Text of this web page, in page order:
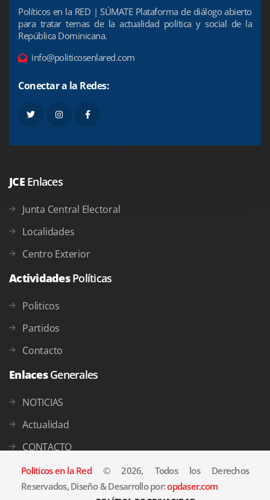
Políticos en la RED | SÚMATE Plataforma de diálogo abierto
para tratar temas de la actualidad política y social de la
República Dominicana.
info@politicosenlared.com
Conectar a la Redes:
JCE Enlaces
Junta Central Electoral
Localidades
Centro Exterior
ActividadesPolíticas
Politicos
Partidos
Contacto
EnlacesGenerales
NOTICIAS
Actualidad
CONTACTO
Politicos en la Red© 2026, Todos los Derechos
Reservados, Diseño & Desarrollo por:opdaser.com